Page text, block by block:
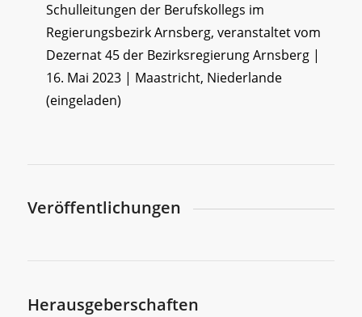
Schulleitungen der Berufskollegs im
Regierungsbezirk Arnsberg, veranstaltet vom
Dezernat 45 der Bezirksregierung Arnsberg |
16. Mai 2023 | Maastricht, Niederlande
(eingeladen)
Veröffentlichungen
Herausgeberschaften